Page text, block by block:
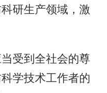
研生产领域，激
受到全社会的尊
学技术工作者的